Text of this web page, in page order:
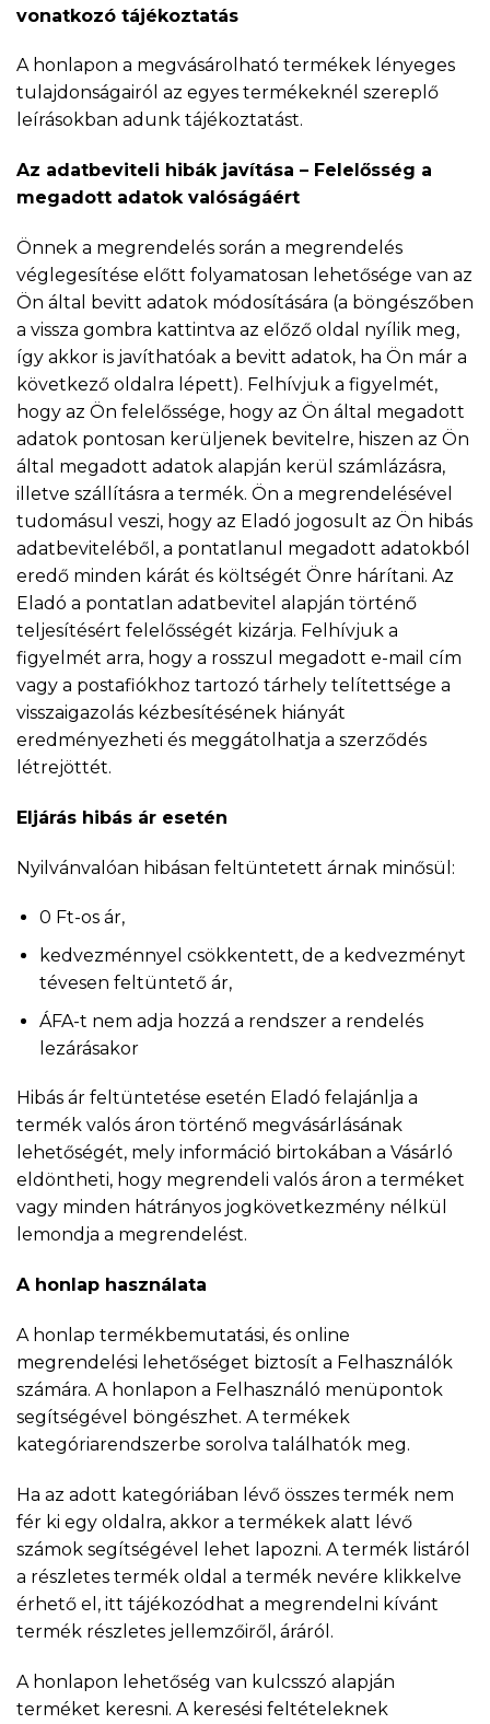
vonatkozó tájékoztatás
A honlapon a megvásárolható termékek lényeges
tulajdonságairól az egyes termékeknél szereplő
leírásokban adunk tájékoztatást.
Az adatbeviteli hibák javítása – Felelősség a
megadott adatok valóságáért
Önnek a megrendelés során a megrendelés
véglegesítése előtt folyamatosan lehetősége van az
Ön által bevitt adatok módosítására (a böngészőben
a vissza gombra kattintva az előző oldal nyílik meg,
így akkor is javíthatóak a bevitt adatok, ha Ön már a
következő oldalra lépett). Felhívjuk a figyelmét,
hogy az Ön felelőssége, hogy az Ön által megadott
adatok pontosan kerüljenek bevitelre, hiszen az Ön
által megadott adatok alapján kerül számlázásra,
illetve szállításra a termék. Ön a megrendelésével
tudomásul veszi, hogy az Eladó jogosult az Ön hibás
adatbeviteléből, a pontatlanul megadott adatokból
eredő minden kárát és költségét Önre hárítani. Az
Eladó a pontatlan adatbevitel alapján történő
teljesítésért felelősségét kizárja. Felhívjuk a
figyelmét arra, hogy a rosszul megadott e-mail cím
vagy a postafiókhoz tartozó tárhely telítettsége a
visszaigazolás kézbesítésének hiányát
eredményezheti és meggátolhatja a szerződés
létrejöttét.
Eljárás hibás ár esetén
Nyilvánvalóan hibásan feltüntetett árnak minősül:
0 Ft-os ár,
kedvezménnyel csökkentett, de a kedvezményt
tévesen feltüntető ár,
ÁFA-t nem adja hozzá a rendszer a rendelés
lezárásakor
Hibás ár feltüntetése esetén Eladó felajánlja a
termék valós áron történő megvásárlásának
lehetőségét, mely információ birtokában a Vásárló
eldöntheti, hogy megrendeli valós áron a terméket
vagy minden hátrányos jogkövetkezmény nélkül
lemondja a megrendelést.
A honlap használata
A honlap termékbemutatási, és online
megrendelési lehetőséget biztosít a Felhasználók
számára. A honlapon a Felhasználó menüpontok
segítségével böngészhet. A termékek
kategóriarendszerbe sorolva találhatók meg.
Ha az adott kategóriában lévő összes termék nem
fér ki egy oldalra, akkor a termékek alatt lévő
számok segítségével lehet lapozni. A termék listáról
a részletes termék oldal a termék nevére klikkelve
érhető el, itt tájékozódhat a megrendelni kívánt
termék részletes jellemzőiről, áráról.
A honlapon lehetőség van kulcsszó alapján
terméket keresni. A keresési feltételeknek